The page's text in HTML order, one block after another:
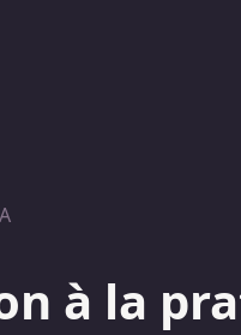
à la